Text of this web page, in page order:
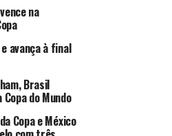
do segundo tempo,
desvia para o gol de sua
foi o Cuiabá, que bateu o
a gol em cobrança de pênalti,
tempo, do veterano
na
avança à final
Brasil
do Mundo
Copa e México